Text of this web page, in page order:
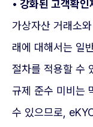
• 강화된 고객확
가상자산 거래소
래에 대해서는 일
절차를 적용할 수
규제 준수 미비는
수 있으므로,